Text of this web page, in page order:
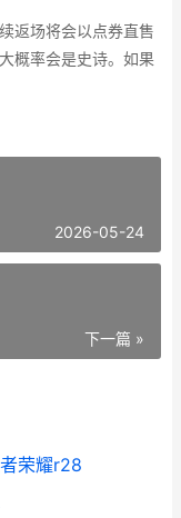
返场将会以点券直售
概率会是史诗。如果
2026-05-24
下一篇 »
荣耀r28